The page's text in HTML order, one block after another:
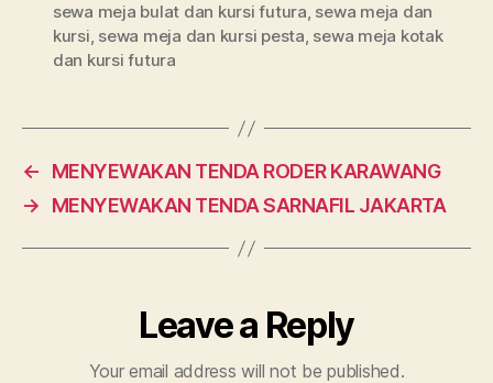
sewa meja bulat dan kursi futura, sewa meja dan
kursi, sewa meja dan kursi pesta, sewa meja kotak
dan kursi futura
←
MENYEWAKAN TENDA RODER KARAWANG
→
MENYEWAKAN TENDA SARNAFIL JAKARTA
Leave a Reply
Your email address will not be published.